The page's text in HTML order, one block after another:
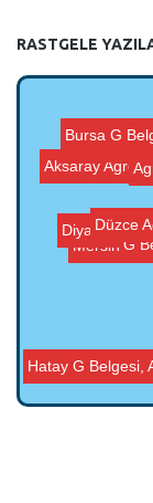
RASTGELE
Diyarbakır
G
Aksaray
Düzce
Hatay G